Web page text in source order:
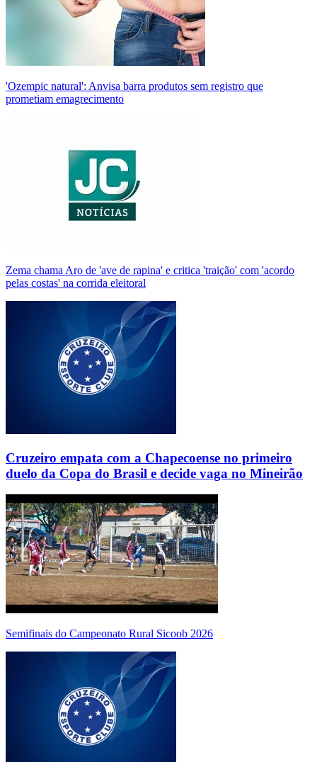
'Ozempic natural': Anvisa barra produtos sem registro que
prometiam emagrecimento
Zema chama Aro de 'ave de rapina' e critica 'traição' com 'acordo
pelas costas' na corrida eleitoral
Cruzeiro empata com a Chapecoense no primeiro
duelo da Copa do Brasil e decide vaga no Mineirão
Semifinais do Campeonato Rural Sicoob 2026